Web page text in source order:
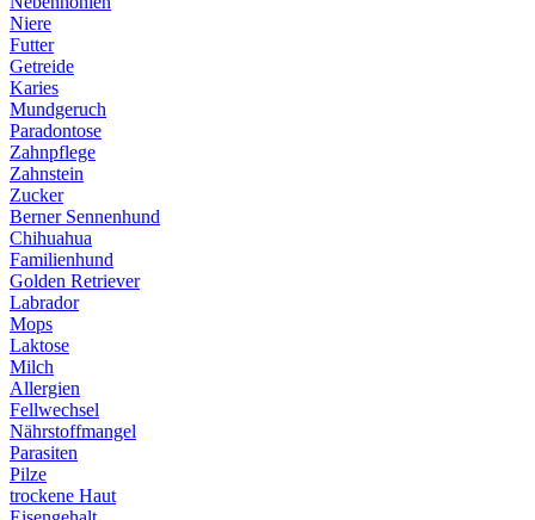
Niere
Futter
Getreide
Karies
Mundgeruch
Paradontose
Zahnpflege
Zahnstein
Zucker
Berner Sennenhund
Chihuahua
Familienhund
Golden Retriever
Labrador
Mops
Laktose
Milch
Allergien
Fellwechsel
Nährstoffmangel
Parasiten
Pilze
trockene Haut